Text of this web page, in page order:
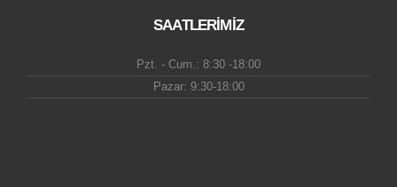
SAATLERİMİZ
Pzt. - Cum.: 8:30 -18:00
Pazar: 9:30-18:00